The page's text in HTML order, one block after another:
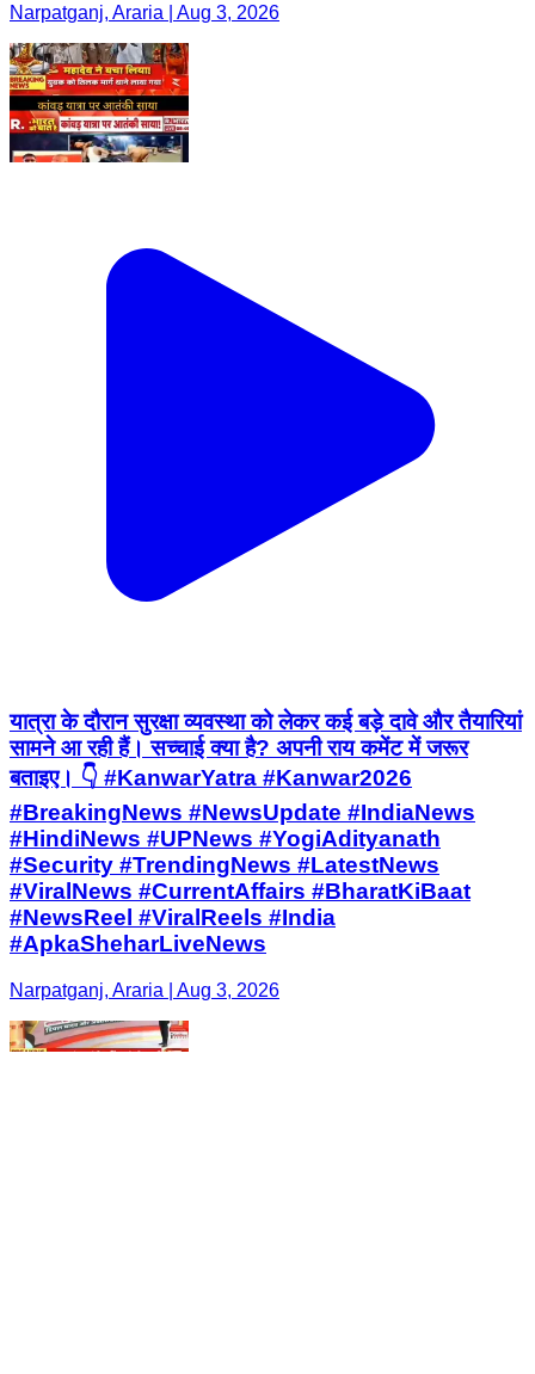
Narpatganj, Araria | Aug 3, 2026
यात्रा के दौरान सुरक्षा व्यवस्था को लेकर कई बड़े दावे और तैयारियां
सामने आ रही हैं। सच्चाई क्या है? अपनी राय कमेंट में जरूर
बताइए। 👇 #KanwarYatra #Kanwar2026
#BreakingNews #NewsUpdate #IndiaNews
#HindiNews #UPNews #YogiAdityanath
#Security #TrendingNews #LatestNews
#ViralNews #CurrentAffairs #BharatKiBaat
#NewsReel #ViralReels #India
#ApkaSheharLiveNews
Narpatganj, Araria | Aug 3, 2026